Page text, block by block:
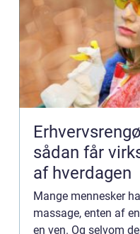
sådan får
af hverdagen
Mange mennesker
massage, enten af
en ven. Og selvom